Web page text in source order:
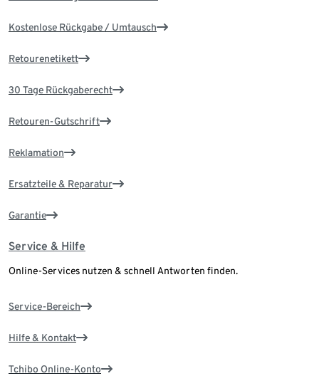
Kostenlose Rückgabe / Umtausch
Retourenetikett
30 Tage Rückgaberecht
Retouren-Gutschrift
Reklamation
Ersatzteile & Reparatur
Garantie
Service & Hilfe
Online-Services nutzen & schnell Antworten finden.
Service-Bereich
Hilfe & Kontakt
Tchibo Online-Konto